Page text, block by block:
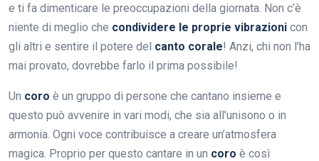
e ti fa dimenticare le preoccupazioni della giornata. Non c’è
niente di meglio che condividere le proprie vibrazioni con
gli altri e sentire il potere del canto corale! Anzi, chi non l’ha
mai provato, dovrebbe farlo il prima possibile!
Un coro è un gruppo di persone che cantano insieme e
questo può avvenire in vari modi, che sia all’unisono o in
armonia. Ogni voce contribuisce a creare un’atmosfera
magica. Proprio per questo cantare in un coro è così